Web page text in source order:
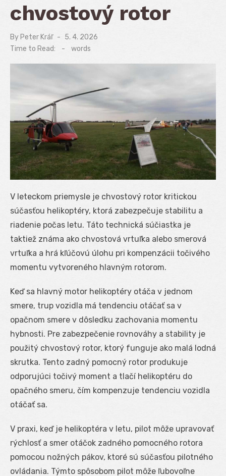
chvostový rotor
By Peter Kráľ
Posted
on
5. 4. 2026
Time to Read:
- words
V leteckom priemysle je chvostový rotor kritickou
súčasťou helikoptéry, ktorá zabezpečuje stabilitu a
riadenie počas letu. Táto technická súčiastka je
taktiež známa ako chvostová vrtuľka alebo smerová
vrtuľka a hrá kľúčovú úlohu pri kompenzácii točivého
momentu vytvoreného hlavným rotorom.
Keď sa hlavný motor helikoptéry otáča v jednom
smere, trup vozidla má tendenciu otáčať sa v
opačnom smere v dôsledku zachovania momentu
hybnosti. Pre zabezpečenie rovnováhy a stability je
použitý chvostový rotor, ktorý funguje ako malá lodná
skrutka. Tento zadný pomocný rotor produkuje
odporujúci točivý moment a tlačí helikoptéru do
opačného smeru, čím kompenzuje tendenciu vozidla
otáčať sa.
V praxi, keď je helikoptéra v letu, pilot môže upravovať
rýchlosť a smer otáčok zadného pomocného rotora
pomocou nožných pákov, ktoré sú súčasťou pilotného
ovládania. Týmto spôsobom pilot môže ľubovoľne